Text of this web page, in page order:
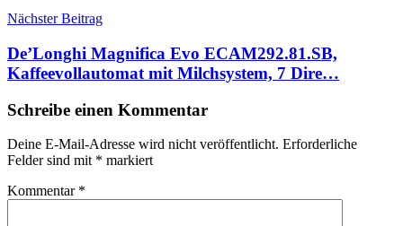
Nächster Beitrag
De’Longhi Magnifica Evo ECAM292.81.SB,
Kaffeevollautomat mit Milchsystem, 7 Dire…
Schreibe einen Kommentar
Deine E-Mail-Adresse wird nicht veröffentlicht. Erforderliche
Felder sind mit * markiert
Kommentar *